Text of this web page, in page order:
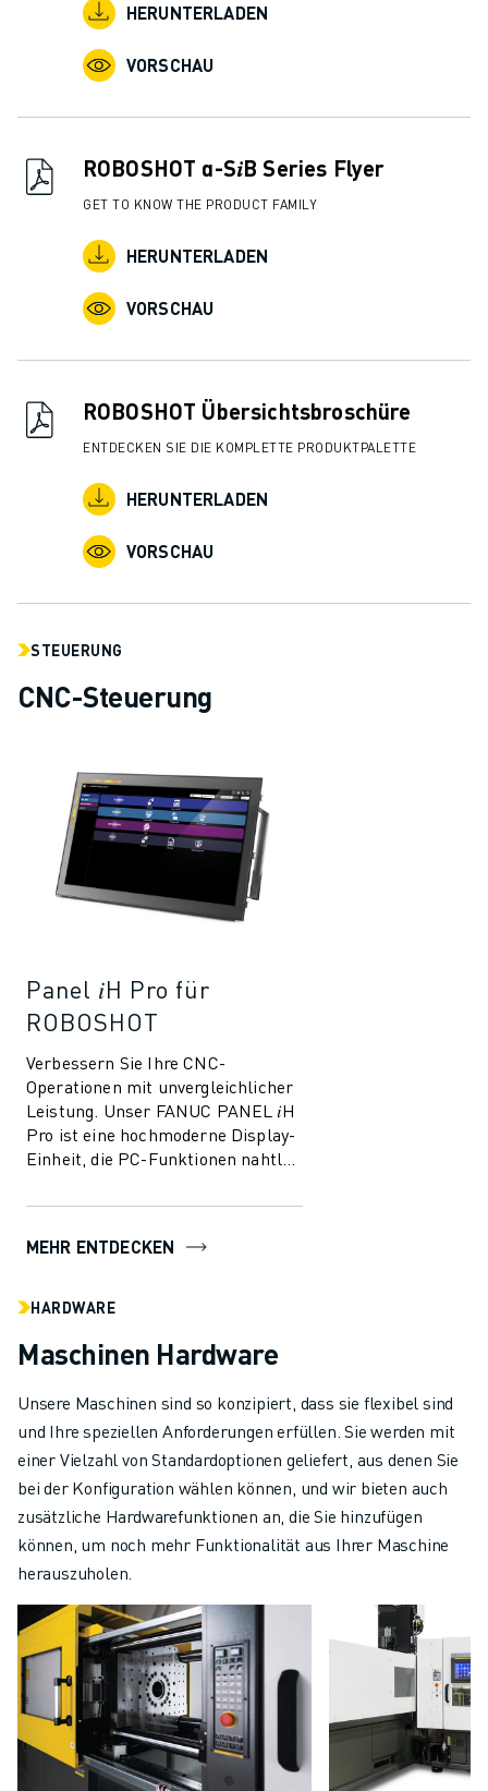
HERUNTERLADEN
VORSCHAU
ROBOSHOT α-S𝑖B Series Flyer
GET TO KNOW THE PRODUCT FAMILY
HERUNTERLADEN
VORSCHAU
ROBOSHOT Übersichtsbroschüre
ENTDECKEN SIE DIE KOMPLETTE PRODUKTPALETTE
HERUNTERLADEN
VORSCHAU
STEUERUNG
CNC-Steuerung
Panel 𝑖H Pro für
ROBOSHOT
Verbessern Sie Ihre CNC-
Operationen mit unvergleichlicher
Leistung. Unser FANUC PANEL 𝑖H
Pro ist eine hochmoderne Display-
Einheit, die PC-Funktionen nahtlos
und so ...
MEHR ENTDECKEN
HARDWARE
Maschinen Hardware
Unsere Maschinen sind so konzipiert, dass sie flexibel sind
und Ihre speziellen Anforderungen erfüllen. Sie werden mit
einer Vielzahl von Standardoptionen geliefert, aus denen Sie
bei der Konfiguration wählen können, und wir bieten auch
zusätzliche Hardwarefunktionen an, die Sie hinzufügen
können, um noch mehr Funktionalität aus Ihrer Maschine
herauszuholen.